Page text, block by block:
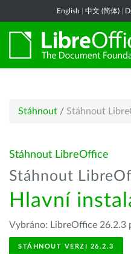
English 中文 (简体)
Stáhnout / Stáhnout
Stáhnout LibreOffice
Stáhnout
Hlavní
Vybráno: LibreOffice 26.2.3
STÁHNOUT VERZI 26.2.3